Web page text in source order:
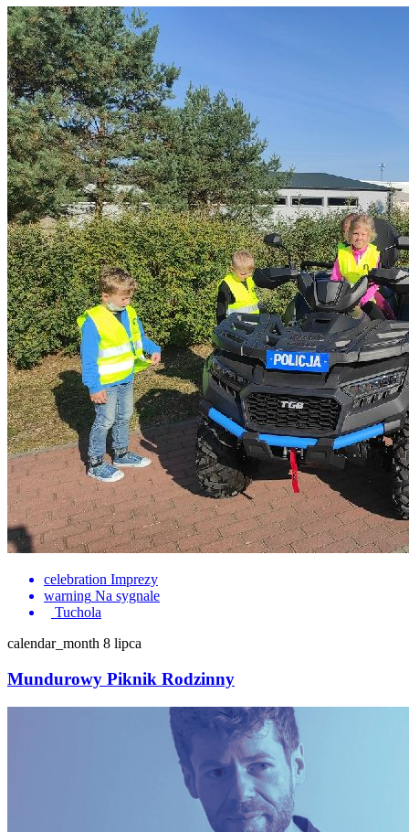
celebration Imprezy
warning Na sygnale
Tuchola
calendar_month 8 lipca
Mundurowy Piknik Rodzinny